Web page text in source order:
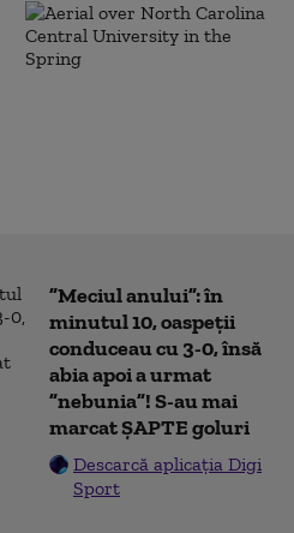
”Meciul anului”: în
minutul 10, oaspeții
conduceau cu 3-0, însă
abia apoi a urmat
”nebunia”! S-au mai
marcat ȘAPTE goluri
Descarcă aplicația Digi
Sport